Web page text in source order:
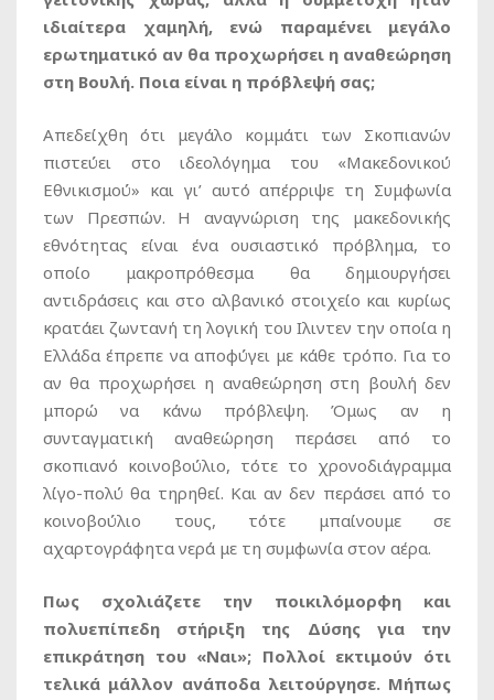
ιδιαίτερα χαμηλή, ενώ παραμένει μεγάλο
ερωτηματικό αν θα προχωρήσει η αναθεώρηση
στη Βουλή. Ποια είναι η πρόβλεψή σας;
Απεδείχθη ότι μεγάλο κομμάτι των Σκοπιανών
πιστεύει στο ιδεολόγημα του «Μακεδονικού
Εθνικισμού» και γι’ αυτό απέρριψε τη Συμφωνία
των Πρεσπών. Η αναγνώριση της μακεδονικής
εθνότητας είναι ένα ουσιαστικό πρόβλημα, το
οποίο μακροπρόθεσμα θα δημιουργήσει
αντιδράσεις και στο αλβανικό στοιχείο και κυρίως
κρατάει ζωντανή τη λογική του Ιλιντεν την οποία η
Ελλάδα έπρεπε να αποφύγει με κάθε τρόπο. Για το
αν θα προχωρήσει η αναθεώρηση στη βουλή δεν
μπορώ να κάνω πρόβλεψη. Όμως αν η
συνταγματική αναθεώρηση περάσει από το
σκοπιανό κοινοβούλιο, τότε το χρονοδιάγραμμα
λίγο-πολύ θα τηρηθεί. Και αν δεν περάσει από το
κοινοβούλιο τους, τότε μπαίνουμε σε
αχαρτογράφητα νερά με τη συμφωνία στον αέρα.
Πως σχολιάζετε την ποικιλόμορφη και
πολυεπίπεδη στήριξη της Δύσης για την
επικράτηση του «Ναι»; Πολλοί εκτιμούν ότι
τελικά μάλλον ανάποδα λειτούργησε. Μήπως